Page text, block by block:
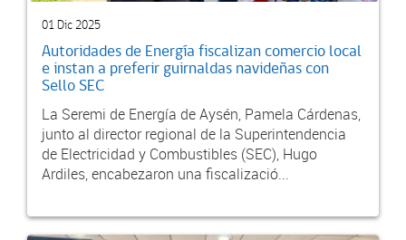
01 Dic 2025
Autoridades de Energía fiscalizan comercio local
e instan a preferir guirnaldas navideñas con
Sello SEC
La Seremi de Energía de Aysén, Pamela Cárdenas,
junto al director regional de la Superintendencia
de Electricidad y Combustibles (SEC), Hugo
Ardiles, encabezaron una fiscalizació...